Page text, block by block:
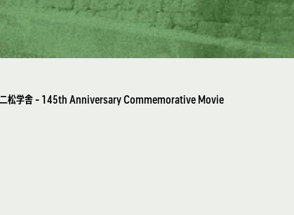
二松学舎 - 145th Anniversary Commemorative Movie